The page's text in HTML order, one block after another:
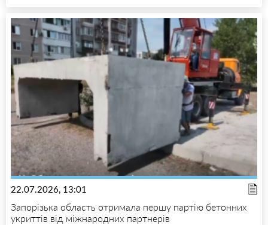
22.07.2026, 13:01
Запорізька область отримала першу партію бетонних
укриттів від міжнародних партнерів